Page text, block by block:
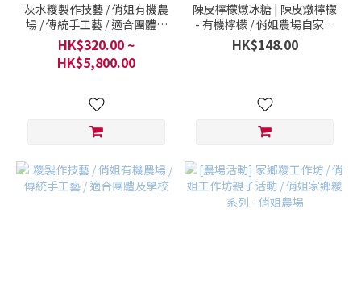
灰水糭製作技藝 / 俏姐有機農
場 / 傳統手工藝 / 適合團體及
學校
HK$320.00 ~
HK$5,800.00
陳皮檸檬燉冰糖 | 陳皮燉檸檬
- 有機檸檬 / 俏姐農場自家製
/ 每樽 (大595克, 細360克)
HK$148.00